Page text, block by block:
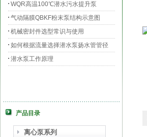
WQR高温100℃潜水污水提升泵
气动隔膜QBKF粉末泵结构示意图
机械密封件选型常识与使用
如何根据流量选择潜水泵扬水管管径
潜水泵工作原理
产品目录
离心泵系列